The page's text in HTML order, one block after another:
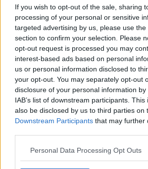
If you wish to opt-out of the sale, sharing
processing of your personal or sensitive
targeted advertising by us, please use
section to confirm your selection. Please
opt-out request is processed you may
interest-based ads based on personal
us or personal information disclosed to
your opt-out. You may separately opt-out
disclosure of your personal information
IAB’s list of downstream participants.
also be disclosed by us to third parties on
Downstream Participants that may further
Personal Data Processing Opt Outs